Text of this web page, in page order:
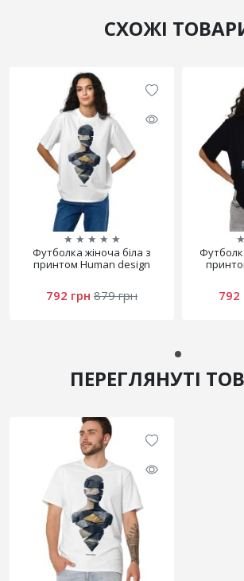
СХОЖІ
★ ★ ★ ★ ★
Футболка жіноча біла з
принтом Human design
792 грн 879 грн
★
792
ПЕРЕГЛЯНУТІ